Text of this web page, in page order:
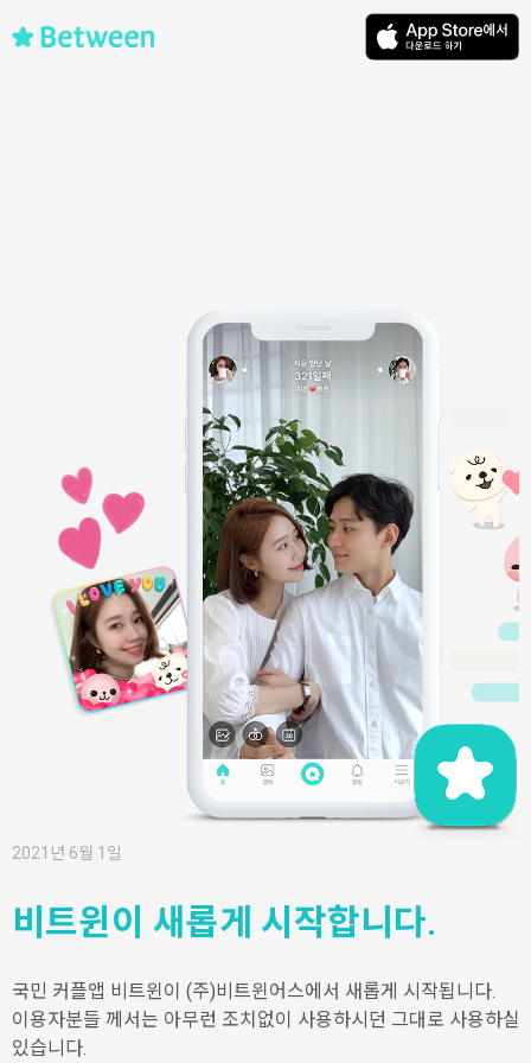
2021년 6월 1일
비트윈이 새롭게 시작합니다.
국민 커플앱 비트윈이 (주)비트윈어스에서 새롭게 시작됩니다.
이용자분들 께서는 아무런 조치없이 사용하시던 그대로 사용하실
있습니다.